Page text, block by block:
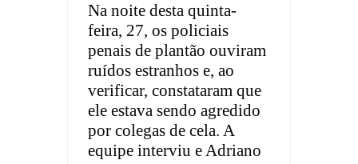
Na noite desta quinta-
feira, 27, os policiais
penais de plantão ouviram
ruídos estranhos e, ao
verificar, constataram que
ele estava sendo agredido
por colegas de cela. A
equipe interviu e Adriano